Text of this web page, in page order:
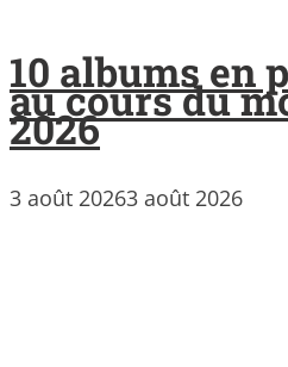
10 albums en
au cours du
2026
3 août 20263 août 2026